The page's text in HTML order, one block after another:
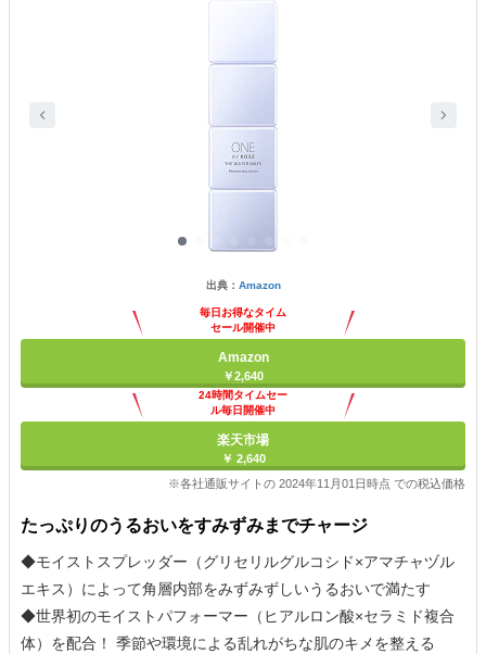
出典： Amazon
毎日お得なタイム
セール開催中
Amazon
￥2,640
24時間タイムセー
ル毎日開催中
楽天市場
￥ 2,640
※各社通販サイトの 2024年11月01日時点 での税込価格
たっぷりのうるおいをすみずみまでチャージ
◆モイストスプレッダー（グリセリルグルコシド×アマチャヅル
エキス）によって角層内部をみずみずしいうるおいで満たす
◆世界初のモイストパフォーマー（ヒアルロン酸×セラミド複合
体）を配合！ 季節や環境による乱れがちな肌のキメを整える